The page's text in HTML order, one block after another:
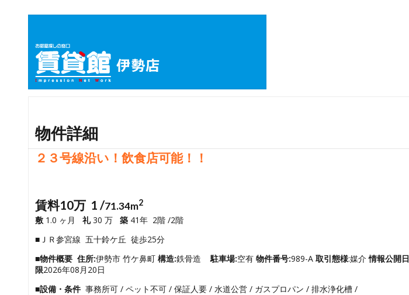
物件詳細
２３号線沿い！飲食店可能！！
賃料10万 1 /71.34m2
敷 1.0 ヶ月 礼30 万 築 41年 2階 /2階
■ＪＲ参宮線 五十鈴ケ丘 徒歩25分
■物件概要 住所:伊勢市 竹ケ鼻町 構造:鉄骨造 駐車場:空有 物件番号:989-A 取引態様:媒介情報公開日
限2026年08月20日
■設備・条件 事務所可 / ペット不可 / 保証人要 / 水道公営 / ガスプロパン / 排水浄化槽 /